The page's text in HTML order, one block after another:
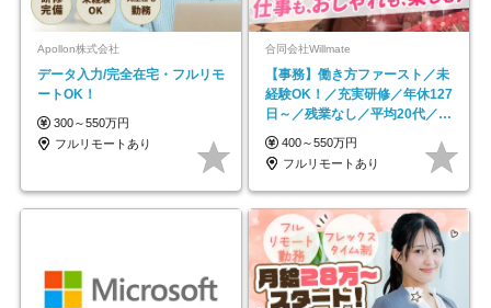
Apollon株式会社
データ入力/完全在宅・フルリモ
ートOK！
300～550万円
フルリモートあり
合同会社Willmate
【事務】働き方ファースト／未
経験OK！／充実研修／年休127
日～／残業なし／平均20代／リ
モートOK
400～550万円
フルリモートあり